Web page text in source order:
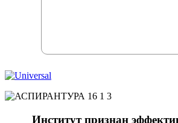
Институт признан